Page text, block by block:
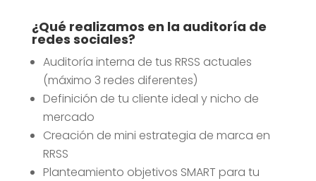
¿Qué realizamos en la auditoría de
redes sociales?
Auditoría interna de tus RRSS actuales
(máximo 3 redes diferentes)
Definición de tu cliente ideal y nicho de
mercado
Creación de mini estrategia de marca en
RRSS
Planteamiento objetivos SMART para tu